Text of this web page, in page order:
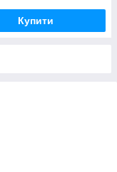
Купити